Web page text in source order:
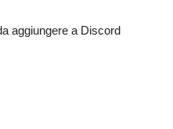
aggiungere a Discord